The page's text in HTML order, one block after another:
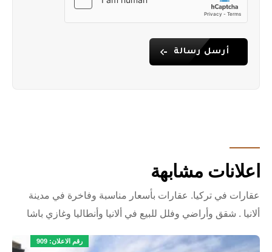
أرسل رسالة
اعلانات مشابهة
عقارات في تركيا. عقارات بأسعار مناسبة وفاخرة في مدينة
ألانيا . شقق وأراضي وفلل للبيع في ألانيا وأنطاليا وغازي باشا
رقم الاعلان: 909